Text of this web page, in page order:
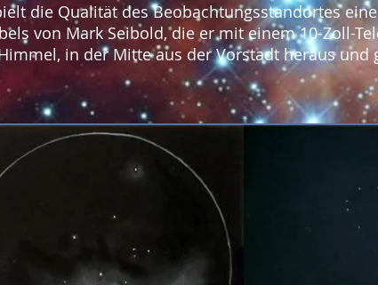
die Qualität des Beobachtungsstandortes
von Mark Seibold, die er mit einem 10-Zoll-
in der Mitte aus der Vorstadt heraus und